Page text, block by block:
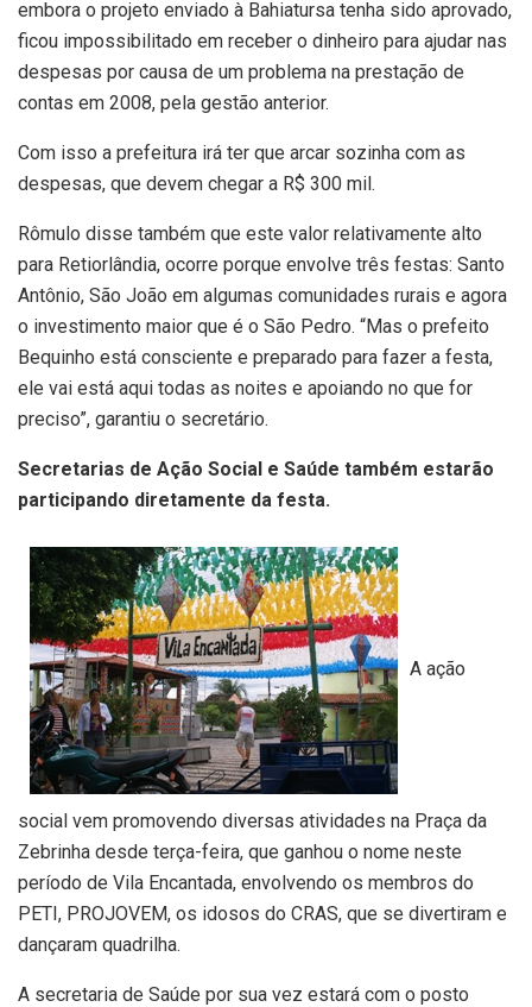
embora o projeto enviado à Bahiatursa tenha sido aprovado,
ficou impossibilitado em receber o dinheiro para ajudar nas
despesas por causa de um problema na prestação de
contas em 2008, pela gestão anterior.
Com isso a prefeitura irá ter que arcar sozinha com as
despesas, que devem chegar a R$ 300 mil.
Rômulo disse também que este valor relativamente alto
para Retiorlândia, ocorre porque envolve três festas: Santo
Antônio, São João em algumas comunidades rurais e agora
o investimento maior que é o São Pedro. “Mas o prefeito
Bequinho está consciente e preparado para fazer a festa,
ele vai está aqui todas as noites e apoiando no que for
preciso”, garantiu o secretário.
Secretarias de Ação Social e Saúde também estarão
participando diretamente da festa.
A ação
social vem promovendo diversas atividades na Praça da
Zebrinha desde terça-feira, que ganhou o nome neste
período de Vila Encantada, envolvendo os membros do
PETI, PROJOVEM, os idosos do CRAS, que se divertiram e
dançaram quadrilha.
A secretaria de Saúde por sua vez estará com o posto